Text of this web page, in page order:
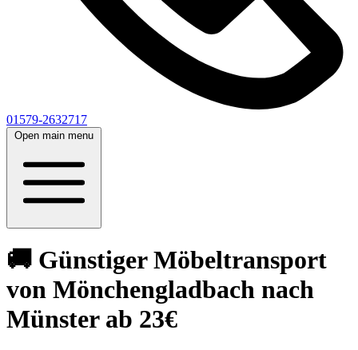
01579-2632717
Open main menu
🚚 Günstiger Möbeltransport
von Mönchengladbach nach
Münster ab 23€